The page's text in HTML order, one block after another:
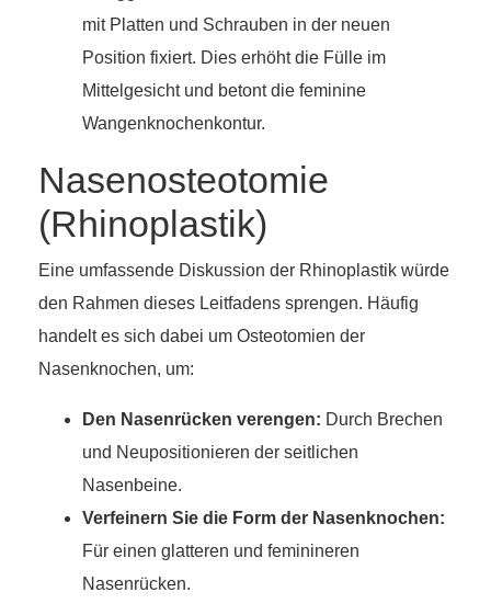
mit Platten und Schrauben in der neuen
Position fixiert. Dies erhöht die Fülle im
Mittelgesicht und betont die feminine
Wangenknochenkontur.
Nasenosteotomie
(Rhinoplastik)
Eine umfassende Diskussion der Rhinoplastik würde
den Rahmen dieses Leitfadens sprengen. Häufig
handelt es sich dabei um Osteotomien der
Nasenknochen, um:
Den Nasenrücken verengen: Durch Brechen
und Neupositionieren der seitlichen
Nasenbeine.
Verfeinern Sie die Form der Nasenknochen:
Für einen glatteren und feminineren
Nasenrücken.